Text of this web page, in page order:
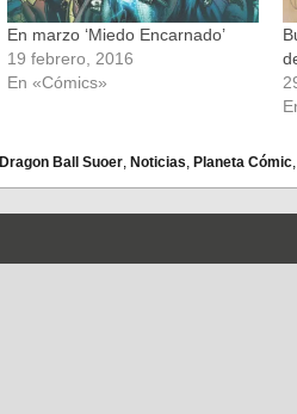
En marzo ‘Miedo Encarnado’
19 febrero, 2016
En «Cómics»
Dragon Ball Suoer, Noticias, Planeta Cómic,